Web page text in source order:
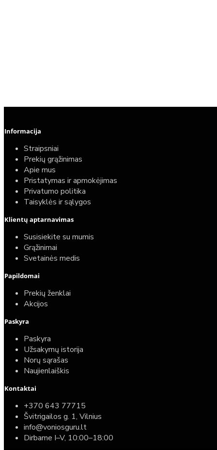
Informacija
Straipsniai
Prekių grąžinimas
Apie mus
Pristatymas ir apmokėjimas
Privatumo politika
Taisyklės ir sąlygos
Klientų aptarnavimas
Susisiekite su mumis
Grąžinimai
Svetainės medis
Papildomai
Prekių ženklai
Akcijos
Paskyra
Paskyra
Užsakymų istorija
Norų sąrašas
Naujienlaiškis
Kontaktai
+370 643 77715
Švitrigailos g. 1, Vilnius
info@voniosguru.lt
Dirbame I–V, 10:00–18:00